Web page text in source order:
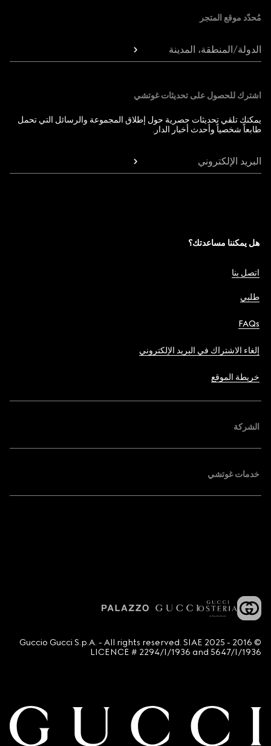
مُحدّد موقع المتجر
الدولة/المنطقة، المدينة
اشترك للحصول على تحديثات غوتشي
يمكنك تلقي تحديثات حصرية حول إطلاق المجموعة والرسائل التي تحمل
طابعاً شخصياً وأحدث أخبار الدار.
البريد الإلكتروني
هل يمكننا مساعدتك؟
اتصل بنا
طلبي
FAQs
إلغاء الاشتراك في البريد الإلكتروني
خريطة الموقع
الشركة
خدمات غوتشي
© 2016 - 2025 Guccio Gucci S.p.A. - All rights reserved. SIAE
LICENCE # 2294/I/1936 and 5647/I/1936